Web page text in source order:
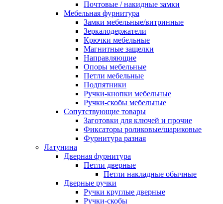
Почтовые / накидные замки
Мебельная фурнитура
Замки мебельные/витринные
Зеркалодержатели
Крючки мебельные
Магнитные защелки
Направляющие
Опоры мебельные
Петли мебельные
Подпятники
Ручки-кнопки мебельные
Ручки-скобы мебельные
Сопутствующие товары
Заготовки для ключей и прочие
Фиксаторы роликовые/шариковые
Фурнитура разная
Латунина
Дверная фурнитура
Петли дверные
Петли накладные обычные
Дверные ручки
Ручки круглые дверные
Ручки-скобы